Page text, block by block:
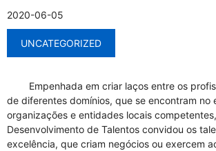
2020-06-05
UNCATEGORIZED
Empenhada em criar laços entre os
de diferentes domínios, que se encontram no
organizações e entidades locais
Desenvolvimento de Talentos convidou os
excelência, que criam negócios ou exercem